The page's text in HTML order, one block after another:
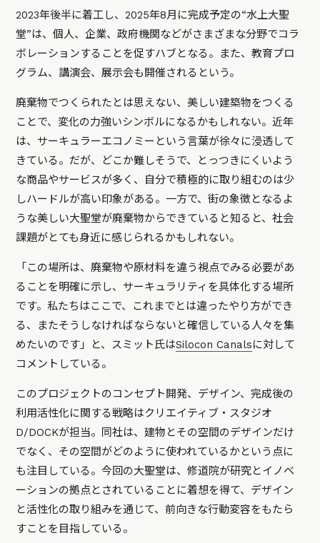
2023年後半に着工し、2025年8月に完成予定の“水上大聖
堂”は、個人、企業、政府機関などがさまざまな分野でコラ
ボレーションすることを促すハブとなる。また、教育プロ
グラム、講演会、展示会も開催されるという。
廃棄物でつくられたとは思えない、美しい建築物をつくる
ことで、変化の力強いシンボルになるかもしれない。近年
は、サーキュラーエコノミーという言葉が徐々に浸透して
きている。だが、どこか難しそうで、とっつきにくいよう
な商品やサービスが多く、自分で積極的に取り組むのは少
しハードルが高い印象がある。一方で、街の象徴となるよ
うな美しい大聖堂が廃棄物からできていると知ると、社会
課題がとても身近に感じられるかもしれない。
「この場所は、廃棄物や原材料を違う視点でみる必要があ
ることを明確に示し、サーキュラリティを具体化する場所
です。私たちはここで、これまでとは違ったやり方ができ
る、またそうしなければならないと確信している人々を集
めたいのです」
と、スミット氏はSilocon Canalsに対して
コメントしている。
このプロジェクトのコンセプト開発、デザイン、完成後の
利用活性化に関する戦略はクリエイティブ・スタジオ
D/DOCKが担当。同社は、建物とその空間のデザインだけ
でなく、その空間がどのように使われているかという点に
も注目している。今回の大聖堂は、修道院が研究とイノベ
ーションの拠点とされていることに着想を得て、デザイン
と活性化の取り組みを通じて、前向きな行動変容をもたら
すことを目指している。